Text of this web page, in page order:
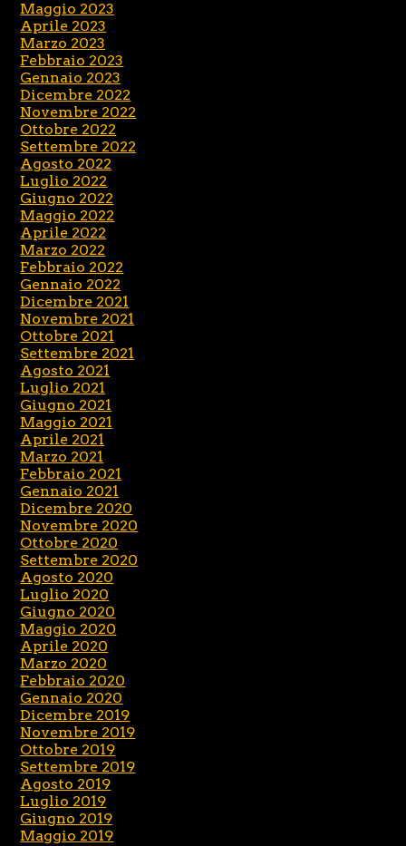
Maggio 2023
Aprile 2023
Marzo 2023
Febbraio 2023
Gennaio 2023
Dicembre 2022
Novembre 2022
Ottobre 2022
Settembre 2022
Agosto 2022
Luglio 2022
Giugno 2022
Maggio 2022
Aprile 2022
Marzo 2022
Febbraio 2022
Gennaio 2022
Dicembre 2021
Novembre 2021
Ottobre 2021
Settembre 2021
Agosto 2021
Luglio 2021
Giugno 2021
Maggio 2021
Aprile 2021
Marzo 2021
Febbraio 2021
Gennaio 2021
Dicembre 2020
Novembre 2020
Ottobre 2020
Settembre 2020
Agosto 2020
Luglio 2020
Giugno 2020
Maggio 2020
Aprile 2020
Marzo 2020
Febbraio 2020
Gennaio 2020
Dicembre 2019
Novembre 2019
Ottobre 2019
Settembre 2019
Agosto 2019
Luglio 2019
Giugno 2019
Maggio 2019